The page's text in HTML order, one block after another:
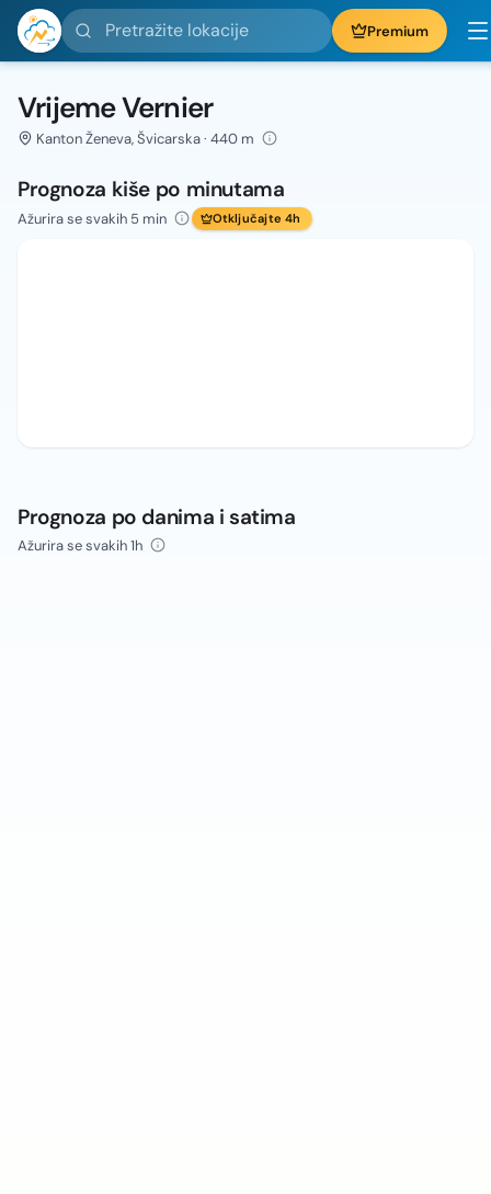
Pretražite lokacije Premium
Vrijeme Vernier
Kanton Ženeva, Švicarska · 440 m
Prognoza kiše po minutama
Ažurira se svakih 5 min Otključajte 4h
Prognoza po danima i satima
Ažurira se svakih 1h